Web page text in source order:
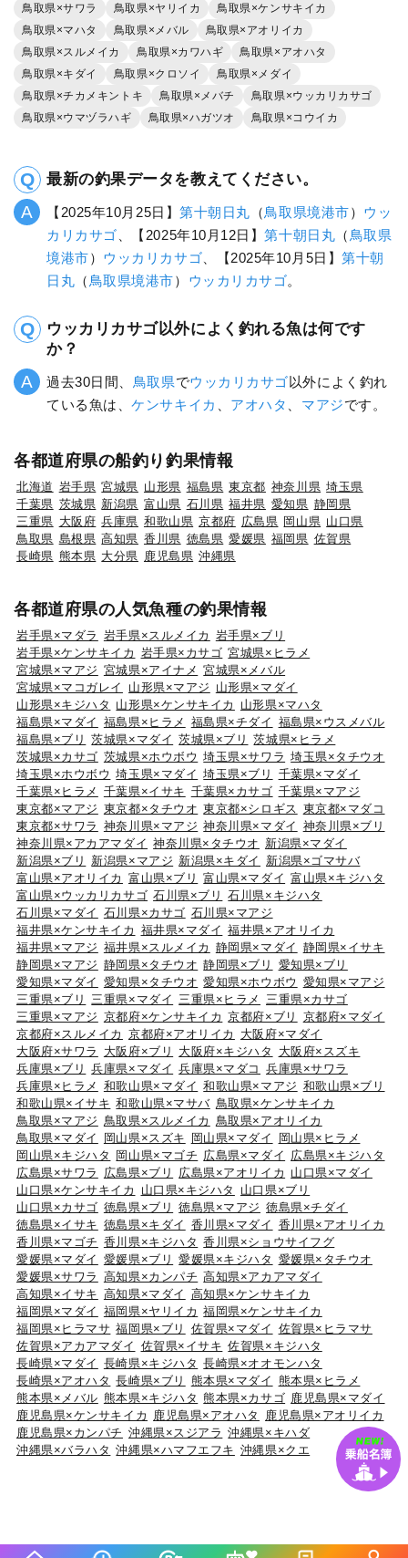
鳥取県×サワラ
鳥取県×ヤリイカ
鳥取県×ケンサキイカ
鳥取県×マハタ
鳥取県×メバル
鳥取県×アオリイカ
鳥取県×スルメイカ
鳥取県×カワハギ
鳥取県×アオハタ
鳥取県×キダイ
鳥取県×クロソイ
鳥取県×メダイ
鳥取県×チカメキントキ
鳥取県×メバチ
鳥取県×ウッカリカサゴ
鳥取県×ウマヅラハギ
鳥取県×ハガツオ 鳥取県×コウイカ
最新の釣果データを教えてください。
【2025年10月25日】第十朝日丸 （鳥取県境港市） ウッ
カリカサゴ 、【2025年10月12日】第十朝日丸 （ 鳥取県
境港市） ウッカリカサゴ 、【2025年10月5日】第十朝
日丸 （ 鳥取県境港市） ウッカリカサゴ。
ウッカリカサゴ以外によく釣れる魚は何です
か？
過去30日間、 鳥取県でウッカリカサゴ以外によく釣れ
ている魚は、ケンサキイカ アオハタ マアジです。
各都道府県の船釣り釣果情報
北海道 岩手県 宮城県 山形県 福島県 東京都 神奈川県 埼玉県
千葉県 茨城県 新潟県 富山県 石川県 福井県 愛知県 静岡県
三重県 大阪府 兵庫県 和歌山県 京都府 広島県 岡山県 山口県
鳥取県 島根県 高知県 香川県 徳島県 愛媛県 福岡県 佐賀県
長崎県 熊本県 大分県 鹿児島県 沖縄県
各都道府県の人気魚種の釣果情報
岩手県×マダラ 岩手県×スルメイカ 岩手県×ブリ
岩手県×ケンサキイカ 岩手県×カサゴ 宮城県×ヒラメ
宮城県×マアジ 宮城県×アイナメ 宮城県×メバル
宮城県×マコガレイ
山形県×マアジ 山形県×マダイ
山形県×キジハタ 山形県×ケンサキイカ
山形県×マハタ
福島県×マダイ 福島県×ヒラメ 福島県×チダイ 福島県×ウスメバル
福島県×ブリ
茨城県×マダイ 茨城県×ブリ
茨城県×ヒラメ
茨城県×カサゴ 茨城県×ホウボウ 埼玉県×サワラ 埼玉県×タチウオ
埼玉県×ホウボウ 埼玉県×マダイ 埼玉県×ブリ
千葉県×マダイ
千葉県×ヒラメ 千葉県×イサキ 千葉県×カサゴ 千葉県×マアジ
東京都×マアジ 東京都×タチウオ 東京都×シロギス 東京都×マダコ
東京都×サワラ 神奈川県×マアジ 神奈川県×マダイ 神奈川県×ブリ
神奈川県×アカアマダイ 神奈川県×タチウオ 新潟県×マダイ
新潟県×ブリ
新潟県×マアジ 新潟県×キダイ
新潟県×ゴマサバ
富山県×アオリイカ 富山県×ブリ 富山県×マダイ 富山県×キジハタ
富山県×ウッカリカサゴ 石川県×ブリ
石川県×キジハタ
石川県×マダイ 石川県×カサゴ 石川県×マアジ
福井県×ケンサキイカ 福井県×マダイ 福井県×アオリイカ
福井県×マアジ 福井県×スルメイカ 静岡県×マダイ 静岡県×イサキ
静岡県×マアジ 静岡県×タチウオ 静岡県×ブリ
愛知県×ブリ
愛知県×マダイ 愛知県×タチウオ 愛知県×ホウボウ 愛知県×マアジ
三重県×ブリ
三重県×マダイ 三重県×ヒラメ
三重県×カサゴ
三重県×マアジ 京都府×ケンサキイカ 京都府×ブリ
京都府×マダイ
京都府×スルメイカ 京都府×アオリイカ
大阪府×マダイ
大阪府×サワラ
大阪府×ブリ 大阪府×キジハタ
大阪府×スズキ
兵庫県×ブリ
兵庫県×マダイ 兵庫県×マダコ
兵庫県×サワラ
兵庫県×ヒラメ 和歌山県×マダイ 和歌山県×マアジ 和歌山県×ブリ
和歌山県×イサキ 和歌山県×マサバ 鳥取県×ケンサキイカ
鳥取県×マアジ 鳥取県×スルメイカ 鳥取県×アオリイカ
鳥取県×マダイ
岡山県×スズキ 岡山県×マダイ
岡山県×ヒラメ
岡山県×キジハタ
岡山県×マゴチ 広島県×マダイ 広島県×キジハタ
広島県×サワラ
広島県×ブリ 広島県×アオリイカ 山口県×マダイ
山口県×ケンサキイカ
山口県×キジハタ
山口県×ブリ
山口県×カサゴ 徳島県×ブリ 徳島県×マアジ 徳島県×チダイ
徳島県×イサキ 徳島県×キダイ 香川県×マダイ 香川県×アオリイカ
香川県×マゴチ 香川県×キジハタ 香川県×ショウサイフグ
愛媛県×マダイ 愛媛県×ブリ 愛媛県×キジハタ 愛媛県×タチウオ
愛媛県×サワラ 高知県×カンパチ 高知県×アカアマダイ
高知県×イサキ 高知県×マダイ 高知県×ケンサキイカ
福岡県×マダイ 福岡県×ヤリイカ 福岡県×ケンサキイカ
福岡県×ヒラマサ 福岡県×ブリ 佐賀県×マダイ 佐賀県×ヒラマサ
佐賀県×アカアマダイ 佐賀県×イサキ 佐賀県×キジハタ
長崎県×マダイ 長崎県×キジハタ 長崎県×オオモンハタ
長崎県×アオハタ 長崎県×ブリ 熊本県×マダイ 熊本県×ヒラメ
熊本県×メバル 熊本県×キジハタ 熊本県×カサゴ 鹿児島県×マダイ
鹿児島県×ケンサキイカ 鹿児島県×アオハタ
鹿児島県×アオリイカ
鹿児島県×カンパチ 沖縄県×スジアラ 沖縄県×キハダ
沖縄県×バラハタ 沖縄県×ハマフエフキ 沖縄県×クエ